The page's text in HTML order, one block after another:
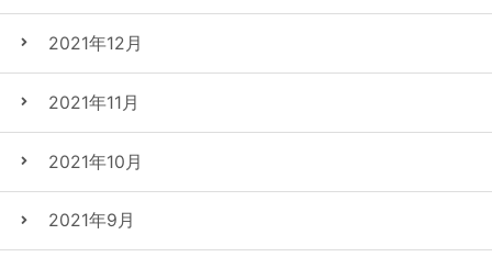
2021年12月
2021年11月
2021年10月
2021年9月